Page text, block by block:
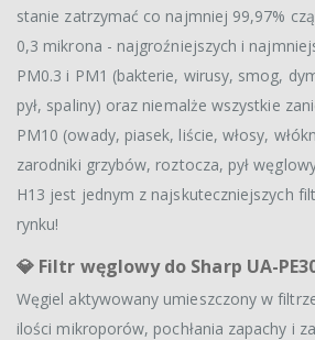
stanie zatrzymać co najmniej 99,97%
0,3 mikrona - najgroźniejszych i
PM0.3 i PM1 (bakterie, wirusy, smog,
pył, spaliny) oraz niemalże wszystkie
PM10 (owady, piasek, liście, włosy,
zarodniki grzybów, roztocza, pył
H13 jest jednym z najskuteczniejszych
rynku!
💎 Filtr węglowy do Sharp UA-
Węgiel aktywowany umieszczony w
ilości mikroporów, pochłania zapachy i